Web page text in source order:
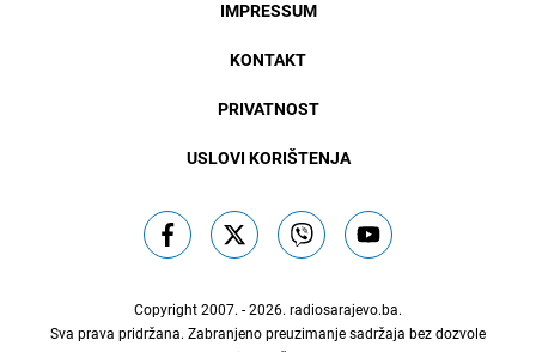
IMPRESSUM
KONTAKT
PRIVATNOST
USLOVI KORIŠTENJA
Copyright 2007. - 2026. radiosarajevo.ba.
Sva prava pridržana. Zabranjeno preuzimanje sadržaja bez dozvole